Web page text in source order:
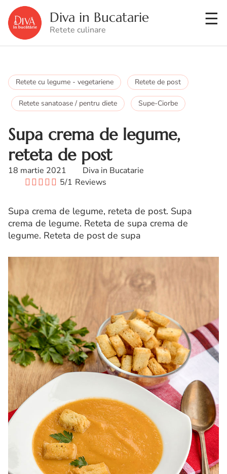
Diva in Bucatarie
Retete culinare
Retete cu legume - vegetariene Retete de post
Retete sanatoase / pentru diete Supe-Ciorbe
Supa crema de legume,
reteta de post
18 martie 2021
Diva in Bucatarie
5/1 Reviews
Supa crema de legume, reteta de post. Supa
crema de legume. Reteta de supa crema de
legume. Reteta de post de supa